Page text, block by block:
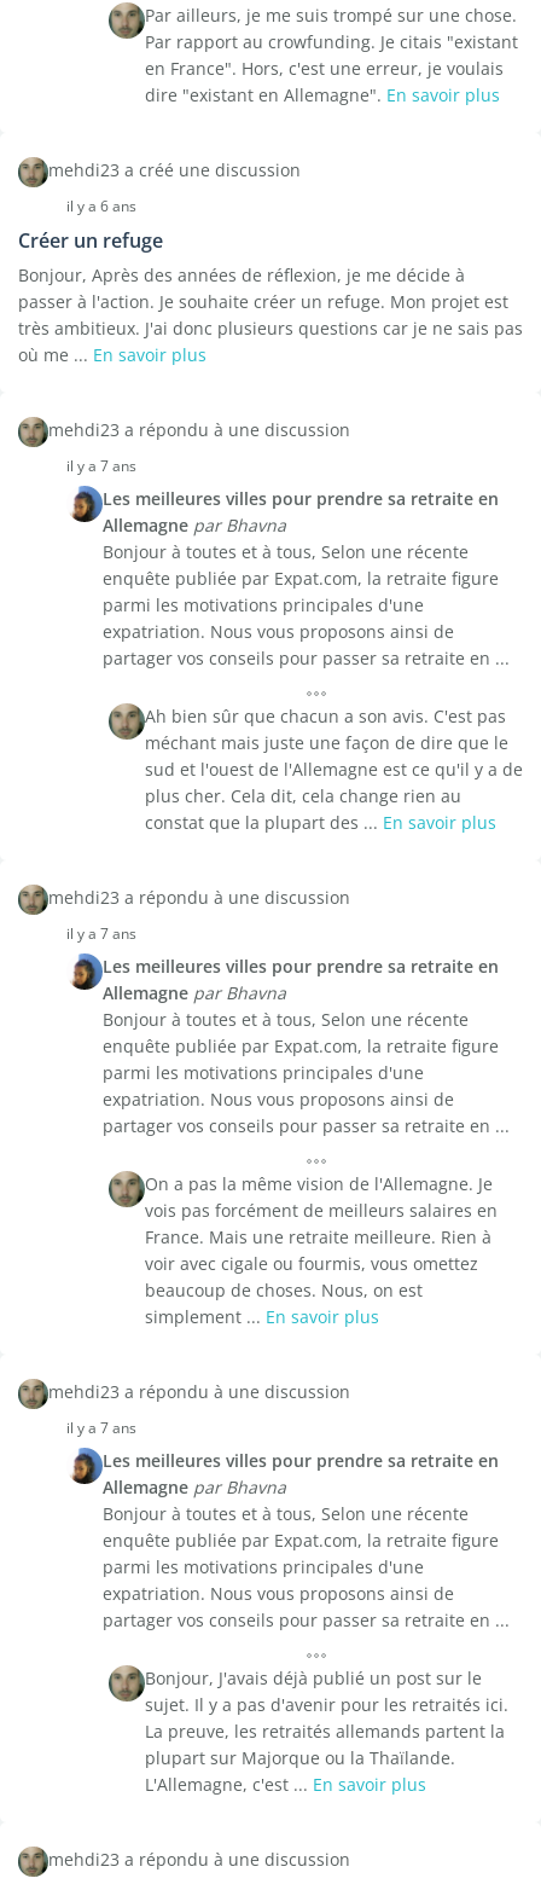
Par ailleurs, je me suis trompé sur une chose.
Par rapport au crowfunding. Je citais "existant
en France". Hors, c'est une erreur, je voulais
dire "existant en Allemagne". En savoir plus
mehdi23 a créé une discussion
il y a 6 ans
Créer un refuge
Bonjour, Après des années de réflexion, je me décide à
passer à l'action. Je souhaite créer un refuge. Mon projet est
très ambitieux. J'ai donc plusieurs questions car je ne sais pas
où me ... En savoir plus
mehdi23 a répondu à une discussion
il y a 7 ans
Les meilleures villes pour prendre sa retraite en
Allemagne par Bhavna
Bonjour à toutes et à tous, Selon une récente
enquête publiée par Expat.com, la retraite figure
parmi les motivations principales d'une
expatriation. Nous vous proposons ainsi de
partager vos conseils pour passer sa retraite en ...
Ah bien sûr que chacun a son avis. C'est pas
méchant mais juste une façon de dire que le
sud et l'ouest de l'Allemagne est ce qu'il y a de
plus cher. Cela dit, cela change rien au
constat que la plupart des ... En savoir plus
mehdi23 a répondu à une discussion
il y a 7 ans
Les meilleures villes pour prendre sa retraite en
Allemagne par Bhavna
Bonjour à toutes et à tous, Selon une récente
enquête publiée par Expat.com, la retraite figure
parmi les motivations principales d'une
expatriation. Nous vous proposons ainsi de
partager vos conseils pour passer sa retraite en ...
On a pas la même vision de l'Allemagne. Je
vois pas forcément de meilleurs salaires en
France. Mais une retraite meilleure. Rien à
voir avec cigale ou fourmis, vous omettez
beaucoup de choses. Nous, on est
simplement ... En savoir plus
mehdi23 a répondu à une discussion
il y a 7 ans
Les meilleures villes pour prendre sa retraite en
Allemagne par Bhavna
Bonjour à toutes et à tous, Selon une récente
enquête publiée par Expat.com, la retraite figure
parmi les motivations principales d'une
expatriation. Nous vous proposons ainsi de
partager vos conseils pour passer sa retraite en ...
Bonjour, J'avais déjà publié un post sur le
sujet. Il y a pas d'avenir pour les retraités ici.
La preuve, les retraités allemands partent la
plupart sur Majorque ou la Thaïlande.
L'Allemagne, c'est ... En savoir plus
mehdi23 a répondu à une discussion